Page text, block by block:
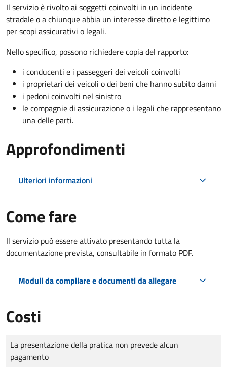
Il servizio è rivolto ai soggetti coinvolti in un incidente
stradale o a chiunque abbia un interesse diretto e legittimo
per scopi assicurativi o legali.
Nello specifico, possono richiedere copia del rapporto:
i conducenti e i passeggeri dei veicoli coinvolti
i proprietari dei veicoli o dei beni che hanno subito danni
i pedoni coinvolti nel sinistro
le compagnie di assicurazione o i legali che rappresentano
una delle parti.
Approfondimenti
Ulteriori informazioni
Come fare
Il servizio può essere attivato presentando tutta la
documentazione prevista, consultabile in formato PDF.
Moduli da compilare e documenti da allegare
Costi
Tipo di pagamento
Importo
La presentazione della pratica non prevede alcun
pagamento